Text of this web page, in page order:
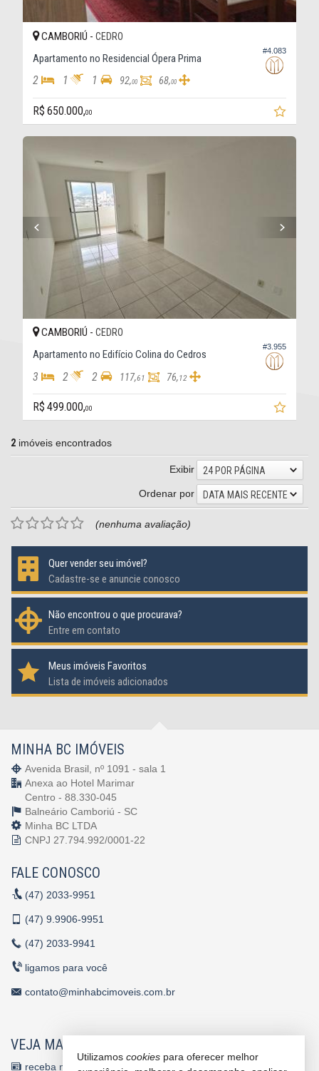
#4.083
CAMBORIÚ - CEDRO
Apartamento no Residencial Ópera Prima
2 1 1 92,00 68,00
R$ 650.000,00
#3.955
CAMBORIÚ - CEDRO
Apartamento no Edifício Colina do Cedros
3 2 2 117,61 76,12
R$ 499.000,00
2 imóveis encontrados
Exibir
24 POR PÁGINA
Ordenar por
DATA MAIS RECENTE
(nenhuma avaliação)
Quer vender seu imóvel?
Cadastre-se e anuncie conosco
Não encontrou o que procurava?
Entre em contato
Meus imóveis Favoritos
Lista de imóveis adicionados
MINHA BC IMÓVEIS
Avenida Brasil, nº 1091 - sala 1
Anexa ao Hotel Marimar
Centro - 88.330-045
Balneário Camboriú - SC
Minha BC LTDA
CNPJ 27.794.992/0001-22
FALE CONOSCO
(47) 2033-9951
(47) 9.9906-9951
(47) 2033-9941
ligamos para você
contato@minhabcimoveis.com.br
VEJA MAIS
receba nosso newsletter
Utilizamos cookies para oferecer melhor